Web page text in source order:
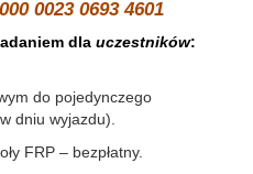
0023 0693 4601
dla uczestników:
do pojedynczego
dniu wyjazdu).
FRP – bezpłatny.